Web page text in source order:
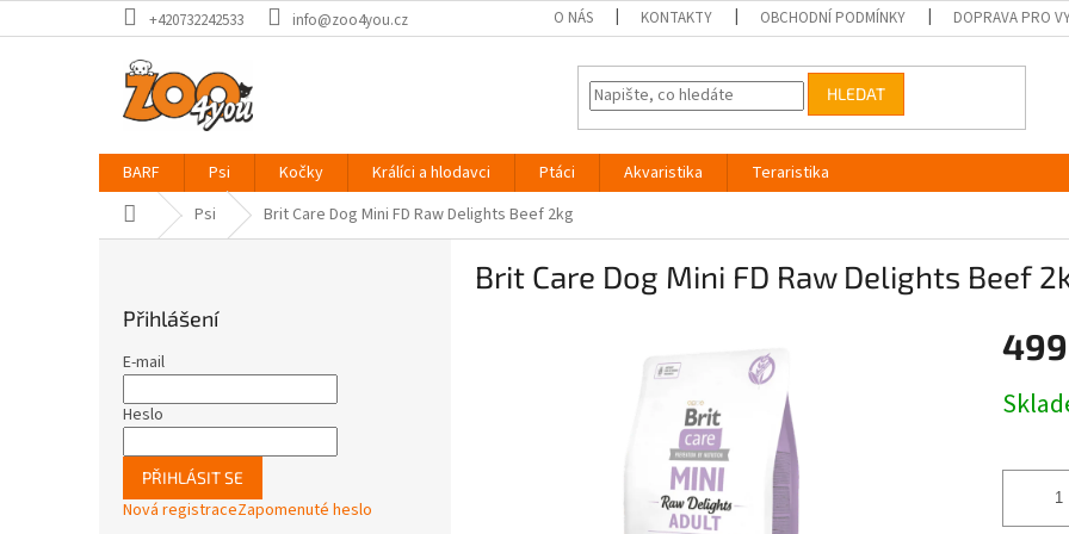
na
+420732242533 info@zoo4you.cz O NÁS KONTAKTY OBCHODNÍ PODMÍNKY DOPRAVA PRO
HLEDAT
BARF Psi Kočky Králíci a hlodavci Ptáci Akvaristika
Teraristika
Domů Psi Brit Care Dog Mini FD Raw Delights Beef 2kg
Přihlášení
E-mail
Heslo
PŘIHLÁSIT SE
Nová registraceZapomenuté heslo
Brit Care Dog Mini FD Raw Delights Beef
cena: